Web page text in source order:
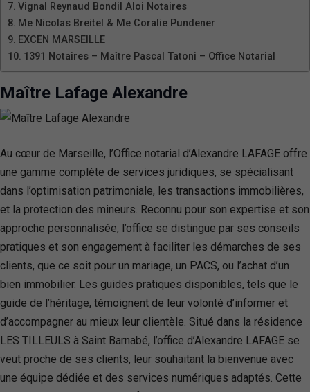
Vignal Reynaud Bondil Aloi Notaires
Me Nicolas Breitel & Me Coralie Pundener
EXCEN MARSEILLE
1391 Notaires – Maître Pascal Tatoni – Office Notarial
Maître Lafage Alexandre
Au cœur de Marseille, l’Office notarial d’Alexandre LAFAGE offre
une gamme complète de services juridiques, se spécialisant
dans l’optimisation patrimoniale, les transactions immobilières,
et la protection des mineurs. Reconnu pour son expertise et son
approche personnalisée, l’office se distingue par ses conseils
pratiques et son engagement à faciliter les démarches de ses
clients, que ce soit pour un mariage, un PACS, ou l’achat d’un
bien immobilier. Les guides pratiques disponibles, tels que le
guide de l’héritage, témoignent de leur volonté d’informer et
d’accompagner au mieux leur clientèle. Situé dans la résidence
LES TILLEULS à Saint Barnabé, l’office d’Alexandre LAFAGE se
veut proche de ses clients, leur souhaitant la bienvenue avec
une équipe dédiée et des services numériques adaptés. Cette